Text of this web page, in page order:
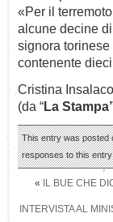
«Per il
alcune decine
signora
contenente
Cristina Insalaco
(da “La
This entry was posted
responses to this
« IL BUE CHE
INTERVISTA AL